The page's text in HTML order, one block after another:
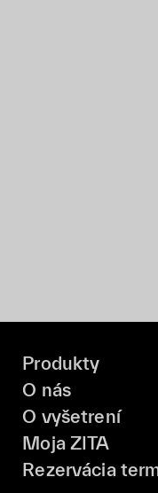
Produkty
O nás
O vyšetrení
Moja ZITA
Rezervácia